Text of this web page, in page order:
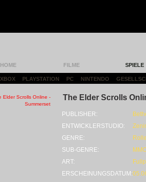
HOME FILME SPIELE
XBOX PLAYSTATION PC NINTENDO
The Elder Scrolls
PUBLISHER:
ENTWICKLERSTUDIO:
GENRE:
SUB-GENRE:
ART:
ERSCHEINUNGSDATUM: